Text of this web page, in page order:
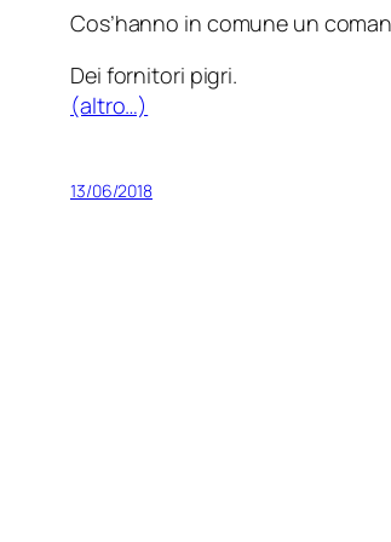
Cos’hanno in comune un
Dei fornitori pigri.
(altro…)
13/06/2018